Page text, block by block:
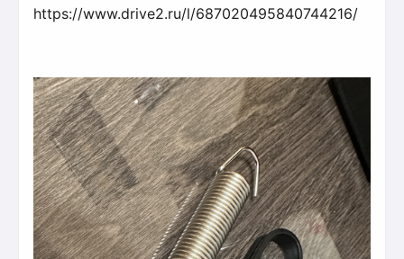
https://www.drive2.ru/l/687020495840744216/